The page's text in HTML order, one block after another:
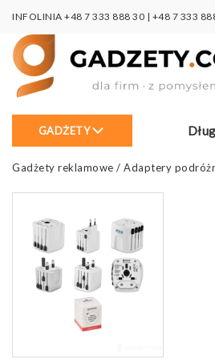
INFOLINIA +48 7 333 888 30 | +48 7 333
GADŻETY
Gadżety reklamowe / Adaptery